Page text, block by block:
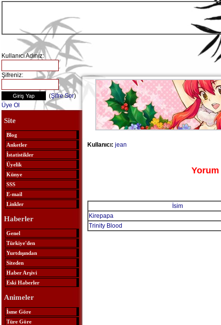
Kullanıcı Adınız:
Şifreniz:
(Şifre Sor)
Üye Ol
Site
Blog
Anketler
İstatistikler
Üyelik
Künye
SSS
E-mail
Linkler
Haberler
Genel
Türkiye'den
Yurtdışından
Siteden
Haber Arşivi
Eski Haberler
Animeler
İsme Göre
Türe Göre
Kullanıcı: jean
Yorum
İsim
Kirepapa
Trinity Blood